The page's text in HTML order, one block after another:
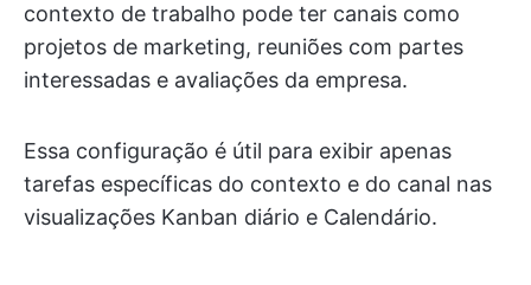
contexto de trabalho pode ter canais como
projetos de marketing, reuniões com partes
interessadas e avaliações da empresa.
Essa configuração é útil para exibir apenas
tarefas específicas do contexto e do canal nas
visualizações Kanban diário e Calendário.